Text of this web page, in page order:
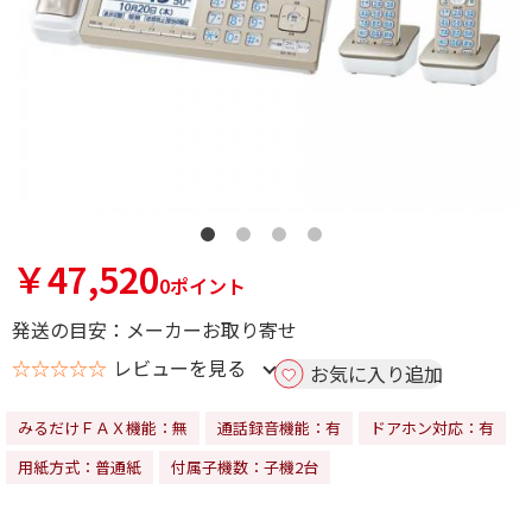
￥47,5200ポイント
発送の目安：メーカーお取り寄せ
☆☆☆☆☆ レビューを見る お気に入り追加
みるだけＦＡＸ機能：無 通話録音機能：有
ドアホン対応：有
用紙方式：普通紙
付属子機数：子機2台